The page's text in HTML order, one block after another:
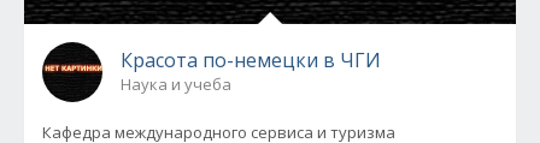
Красота по-немецки в ЧГИ
Наука и учеба
Кафедра международного сервиса и туризма